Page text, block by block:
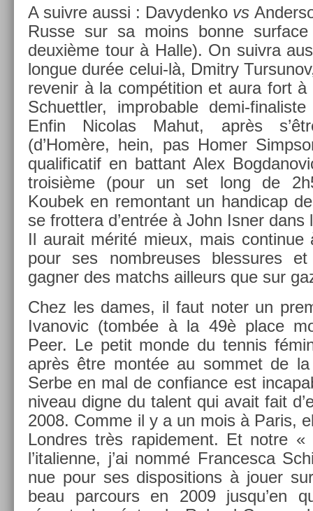
A suiv­re aussi : Davyden­ko vs
Russe sur sa moins bonne
deuxième tour à Halle). On suiv­ra
lon­gue durée celui-là, Dmit­ry
re­venir à la com­péti­tion et aura fort
Schuettl­er, im­prob­able demi-
Enfin Nicolas Mahut, après
(d’Homère, hein, pas Homer
qualificatif en bat­tant Alex
troisiè­me (pour un set long de
Koubek en re­mon­tant un han­dicap
se frot­tera d’entrée à John Isner dans
Il aurait mérité mieux, mais
pour ses nombreuses bles­sures
gagn­er des matchs ail­leurs que sur
Chez les dames, il faut noter un
Ivanovic (tombée à la 49è place
Peer. Le petit monde du ten­nis
après être montée au som­met de
Serbe en mal de con­fian­ce est
niveau digne du talent qui avait fait
2008. Comme il y a un mois à Paris,
Londres très rapide­ment. Et notre
l’italien­ne, j’ai nommé Fran­cesca
nue pour ses dis­posi­tions à jouer
beau par­cours en 2009 jusqu’en